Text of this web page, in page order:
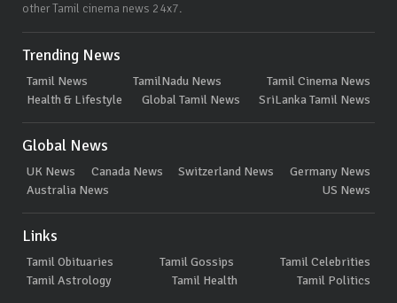
other Tamil cinema news 24x7.
Trending News
Tamil News TamilNadu News
Tamil Cinema News
Health & Lifestyle
Global Tamil News SriLanka Tamil News
Global News
UK News Canada News Switzerland News
Germany News
Australia News
US News
Links
Tamil Obituaries Tamil Gossips
Tamil Celebrities
Tamil Astrology
Tamil Health Tamil Politics